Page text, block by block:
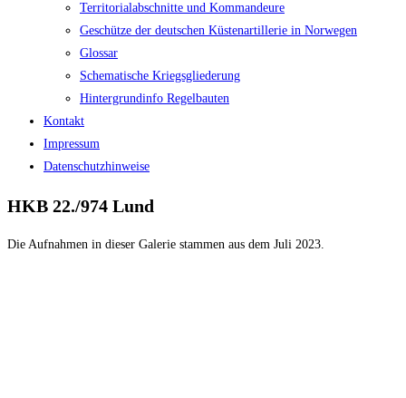
Territorialabschnitte und Kommandeure
Geschütze der deutschen Küstenartillerie in Norwegen
Glossar
Schematische Kriegsgliederung
Hintergrundinfo Regelbauten
Kontakt
Impressum
Datenschutzhinweise
HKB 22./974 Lund
Die Aufnahmen in dieser Galerie stammen aus dem Juli 2023.